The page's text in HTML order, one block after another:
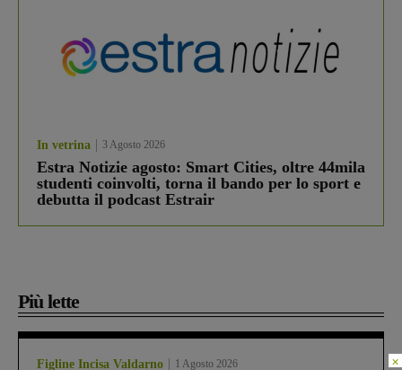
In vetrina 3 Agosto 2026
Estra Notizie agosto: Smart Cities, oltre 44mila
studenti coinvolti, torna il bando per lo sport e
debutta il podcast Estrair
Più lette
Figline Incisa Valdarno 1 Agosto 2026 ×